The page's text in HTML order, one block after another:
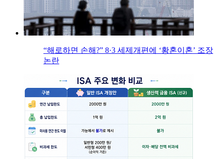
“해로하면 손해?” 8·3 세제개편에 ‘황혼이혼’ 조장
논란